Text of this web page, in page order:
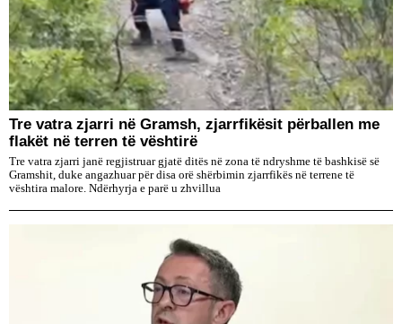
Tre vatra zjarri në Gramsh, zjarrfikësit përballen me
flakët në terren të vështirë
Tre vatra zjarri janë regjistruar gjatë ditës në zona të ndryshme të bashkisë së
Gramshit, duke angazhuar për disa orë shërbimin zjarrfikës në terrene të
vështira malore. Ndërhyrja e parë u zhvillua